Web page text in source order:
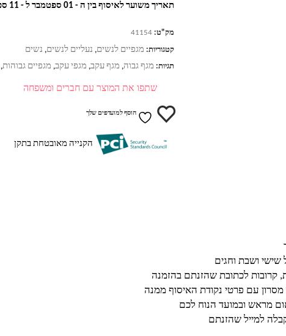
תאריך משוער לאיסוף בין ה - 01 ספטמבר ל - 11 ספטמבר
מק"ט: 41154
קטגוריות: מגפיים לנשים, נעליים לנשים, נשים
תגיות: מגף גבוה, מגף עקב, מגפי עקב, מגפיים גבוהות,
שתפו את המוצר עם חברים ומשפחה
הוסף למועדפים שלך
הקנייה מאובטחת בתקן
קרובות לכתובת שהזנתם בהזמנה
עם פרטי נקודת האיסוף ממנה
מראש ובמועד הנוח לכם
למייל שהזנתם